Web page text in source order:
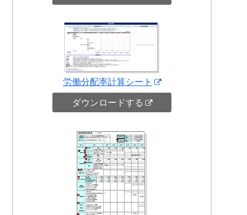
労働分配率計算シート
ダウンロードする